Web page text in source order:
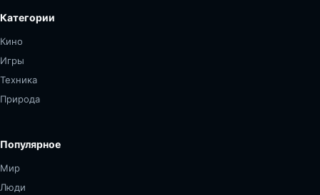
Категории
Кино
Игры
Техника
Природа
Популярное
Мир
Люди